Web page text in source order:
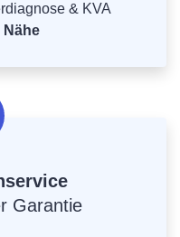
& KVA
Nähe
Garantie